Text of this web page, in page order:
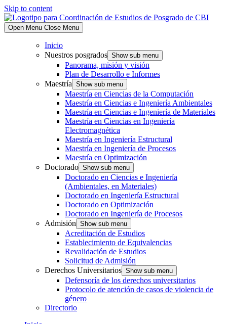
Skip to content
Open Menu Close Menu
Inicio
Nuestros posgrados Show sub menu
Panorama, misión y visión
Plan de Desarrollo e Informes
Maestría Show sub menu
Maestría en Ciencias de la Computación
Maestría en Ciencias e Ingeniería Ambientales
Maestría en Ciencias e Ingeniería de Materiales
Maestría en Ciencias en Ingeniería
Electromagnética
Maestría en Ingeniería Estructural
Maestría en Ingeniería de Procesos
Maestría en Optimización
Doctorado Show sub menu
Doctorado en Ciencias e Ingeniería
(Ambientales, en Materiales)
Doctorado en Ingeniería Estructural
Doctorado en Optimización
Doctorado en Ingeniería de Procesos
Admisión Show sub menu
Acreditación de Estudios
Establecimiento de Equivalencias
Revalidación de Estudios
Solicitud de Admisión
Derechos Universitarios Show sub menu
Defensoría de los derechos universitarios
Protocolo de atención de casos de violencia de
género
Directorio